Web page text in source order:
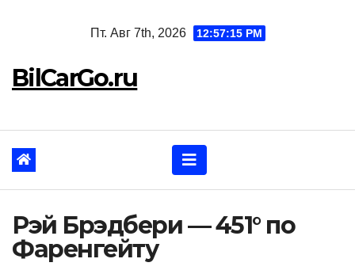
Пт. Авг 7th, 2026 12:57:16 PM
BilCarGo.ru
Рэй Брэдбери — 451° по
Фаренгейту